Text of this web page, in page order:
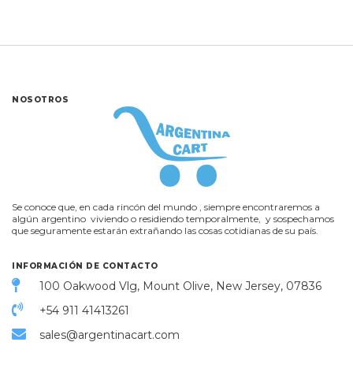
NOSOTROS
Se conoce que, en cada rincón del mundo , siempre encontraremos a
algún argentino viviendo o residiendo temporalmente, y sospechamos
que seguramente estarán extrañando las cosas cotidianas de su país.
INFORMACIÓN DE CONTACTO
100 Oakwood Vlg, Mount Olive, New Jersey, 07836
+54 911 41413261
sales@argentinacart.com